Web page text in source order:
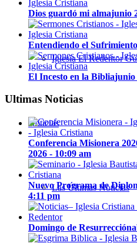
Iglesia El Redentor
Noticias
Las Últimas Noticias
Dios guardó mi almajunio
Entendiendo el Sufrimiento
El Incesto en la Bibliajunio
Ultimas Noticias
Conferencia Misionera
2026 - 10:09 am
Nuevo Programa de
4:11 pm
Domingo de Resurrección